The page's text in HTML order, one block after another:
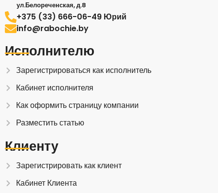
ул.Белореченская, д.8
+375 (33) 666-06-49 Юрий
info@rabochie.by
Исполнителю
Зарегистрироваться как исполнитель
Кабинет исполнителя
Как оформить страницу компании
Разместить статью
Клиенту
Зарегистрировать как клиент
Кабинет Клиента